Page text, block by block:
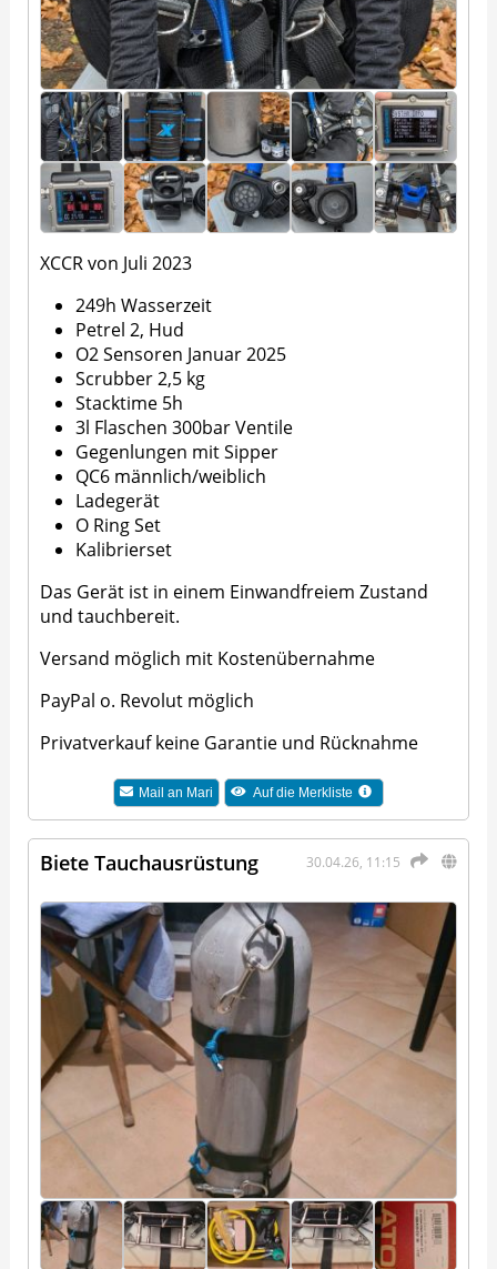
XCCR von Juli 2023
249h Wasserzeit
Petrel 2, Hud
O2 Sensoren Januar 2025
Scrubber 2,5 kg
Stacktime 5h
3l Flaschen 300bar Ventile
Gegenlungen mit Sipper
QC6 männlich/weiblich
Ladegerät
O Ring Set
Kalibrierset
Das Gerät ist in einem Einwandfreiem Zustand
und tauchbereit.
Versand möglich mit Kostenübernahme
PayPal o. Revolut möglich
Privatverkauf keine Garantie und Rücknahme
Mail an Mari Auf die Merkliste
30.04.26, 11:15
Biete Tauchausrüstung